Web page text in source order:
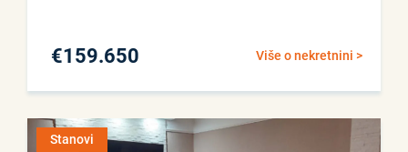
Više o nekretnini >
€159.650
Stanovi